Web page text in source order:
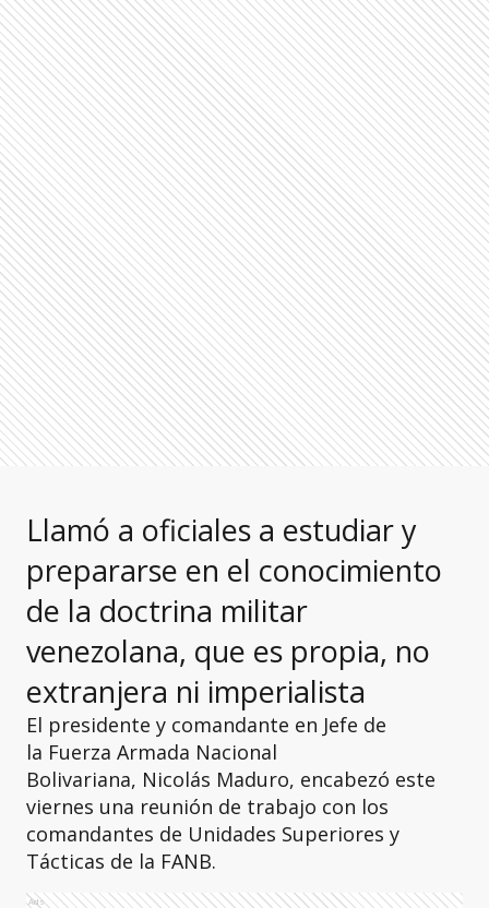
Llamó a oficiales a estudiar y
prepararse en el conocimiento
de la doctrina militar
venezolana, que es propia, no
extranjera ni imperialista
El presidente y comandante en Jefe de
la Fuerza Armada Nacional
Bolivariana, Nicolás Maduro, encabezó este
viernes una reunión de trabajo con los
comandantes de Unidades Superiores y
Tácticas de la FANB.
Ads